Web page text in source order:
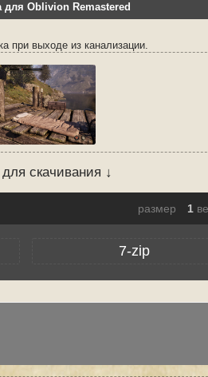
Oblivion Remastered
при выходе из канализации.
скачивания ↓
размер 1
7-zip